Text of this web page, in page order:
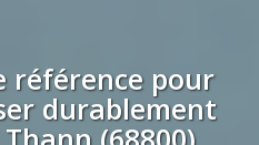
référence pour
durablement